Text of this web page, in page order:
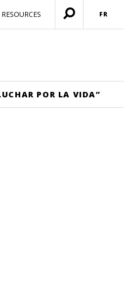
RESOURCES
Ouvrir
menu
FR
POR LA VIDA”